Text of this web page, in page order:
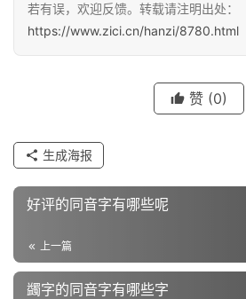
组
反
义
词
近
义
若有误，欢迎反馈。转载请注明出处：
https://www.zici.cn/hanzi/8780.html
赞 (0)
生成海报
好评的同音字有哪些呢
上一篇
蠲字的同音字有哪些字